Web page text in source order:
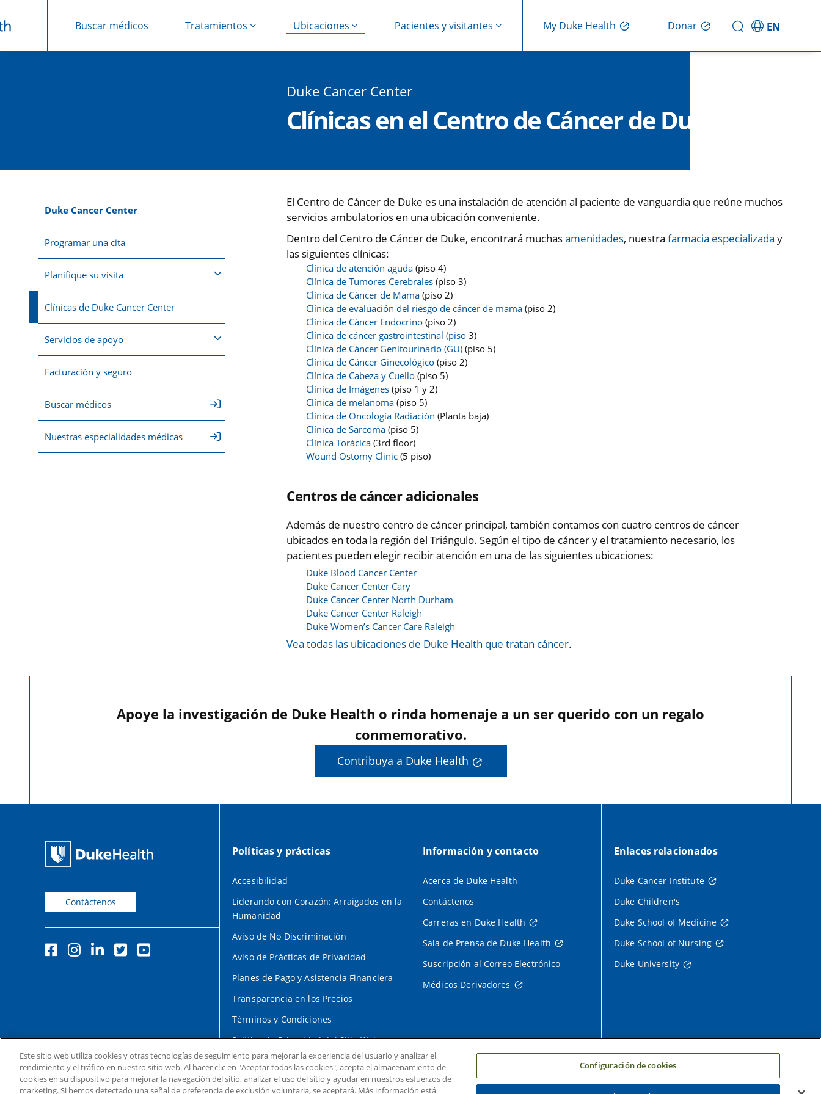
Buscar médicos Tratamientos Ubicaciones Pacientes y visitantes My Duke Health Donar EN
Duke Cancer Center
Clínicas en el Centro de Cáncer de Duke
Duke Cancer Center
Programar una cita
Planifique su visita
Clínicas de Duke Cancer Center
Servicios de apoyo
Facturación y seguro
Buscar médicos
Nuestras especialidades médicas
El Centro de Cáncer de Duke es una instalación de atención al paciente de vanguardia que reúne muchos
servicios ambulatorios en una ubicación conveniente.
Dentro del Centro de Cáncer de Duke, encontrará muchasamenidades, nuestra farmacia especializada y
las siguientes clínicas:
Clínica de atención aguda (piso 4)
Clínica de Tumores Cerebrales (piso 3)
Clínica de Cáncer de Mama (piso 2)
Clínica de evaluación del riesgo de cáncer de mama (piso 2)
Clínica de Cáncer Endocrino (piso 2)
Clínica de cáncer gastrointestinal (piso 3)
Clínica de Cáncer Genitourinario (GU) (piso 5)
Clínica de Cáncer Ginecológico (piso 2)
Clínica de Cabeza y Cuello (piso 5)
Clínica de Imágenes (piso 1 y 2)
Clínica de melanoma (piso 5)
Clínica de Oncología Radiación (Planta baja)
Clínica de Sarcoma (piso 5)
Clínica Torácica (3rd floor)
Wound Ostomy Clinic (5 piso)
Centros de cáncer adicionales
Además de nuestro centro de cáncer principal, también contamos con cuatro centros de cáncer
ubicados en toda la región del Triángulo. Según el tipo de cáncer y el tratamiento necesario, los
pacientes pueden elegir recibir atención en una de las siguientes ubicaciones:
Duke Blood Cancer Center
Duke Cancer Center Cary
Duke Cancer Center North Durham
Duke Cancer Center Raleigh
Duke Women’s Cancer Care Raleigh
Vea todas las ubicaciones de Duke Health que tratan cáncer.
Apoye la investigación de Duke Health o rinda homenaje a un ser querido con un regalo
conmemorativo.
Contribuya a Duke Health
Contáctenos
Políticas y prácticas
Accesibilidad
Liderando con Corazón: Arraigados en la
Humanidad
Aviso de No Discriminación
Aviso de Prácticas de Privacidad
Planes de Pago y Asistencia Financiera
Transparencia en los Precios
Términos y Condiciones
Política de Privacidad del Sitio Web
Información y contacto
Acerca de Duke Health
Contáctenos
Carreras en Duke Health
Sala de Prensa de Duke Health
Suscripción al Correo Electrónico
Médicos Derivadores
Enlaces relacionados
Duke Cancer Institute
Duke Children's
Duke School of Medicine
Duke School of Nursing
Duke University
Este sitio web utiliza cookies y otras tecnologías de seguimiento para mejorar la experiencia del usuario y analizar el
rendimiento y el tráfico en nuestro sitio web. Al hacer clic en "Aceptar todas las cookies", acepta el almacenamiento de
cookies en su dispositivo para mejorar la navegación del sitio, analizar el uso del sitio y ayudar en nuestros esfuerzos de
marketing. Si hemos detectado una señal de preferencia de exclusión voluntaria, se aceptará. Más información está
Configuración de cookies